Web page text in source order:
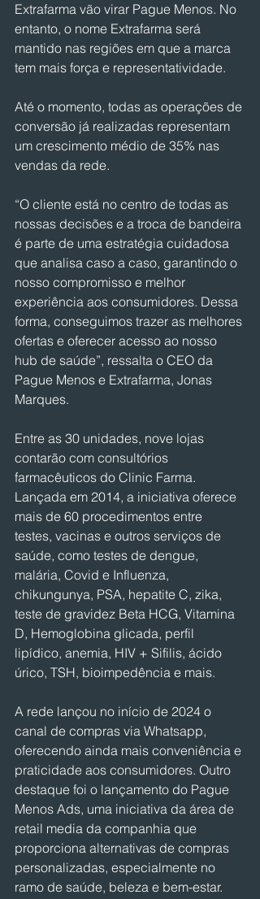
Extrafarma vão virar Pague Menos. No
entanto, o nome Extrafarma será
mantido nas regiões em que a marca
tem mais força e representatividade.
Até o momento, todas as operações de
conversão já realizadas representam
um crescimento médio de 35% nas
vendas da rede.
“O cliente está no centro de todas as
nossas decisões e a troca de bandeira
é parte de uma estratégia cuidadosa
que analisa caso a caso, garantindo o
nosso compromisso e melhor
experiência aos consumidores. Dessa
forma, conseguimos trazer as melhores
ofertas e oferecer acesso ao nosso
hub de saúde”, ressalta o CEO da
Pague Menos e Extrafarma, Jonas
Marques.
Entre as 30 unidades, nove lojas
contarão com consultórios
farmacêuticos do Clinic Farma.
Lançada em 2014, a iniciativa oferece
mais de 60 procedimentos entre
testes, vacinas e outros serviços de
saúde, como testes de dengue,
malária, Covid e Influenza,
chikungunya, PSA, hepatite C, zika,
teste de gravidez Beta HCG, Vitamina
D, Hemoglobina glicada, perfil
lipídico, anemia, HIV + Sifilis, ácido
úrico, TSH, bioimpedência e mais.
A rede lançou no início de 2024 o
canal de compras via Whatsapp,
oferecendo ainda mais conveniência e
praticidade aos consumidores. Outro
destaque foi o lançamento do Pague
Menos Ads, uma iniciativa da área de
retail media da companhia que
proporciona alternativas de compras
personalizadas, especialmente no
ramo de saúde, beleza e bem-estar.